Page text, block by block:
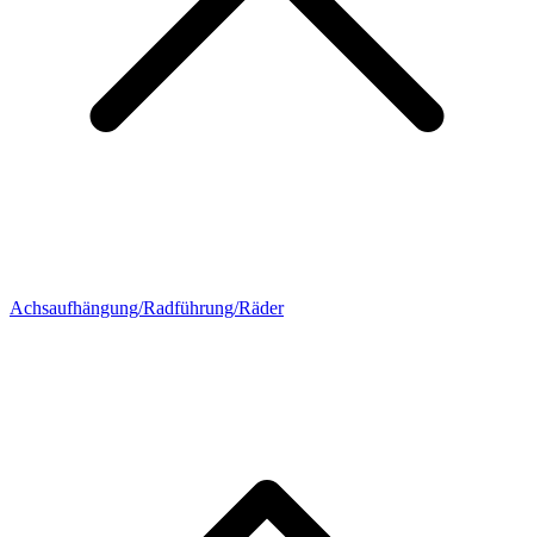
Achsaufhängung/Radführung/Räder